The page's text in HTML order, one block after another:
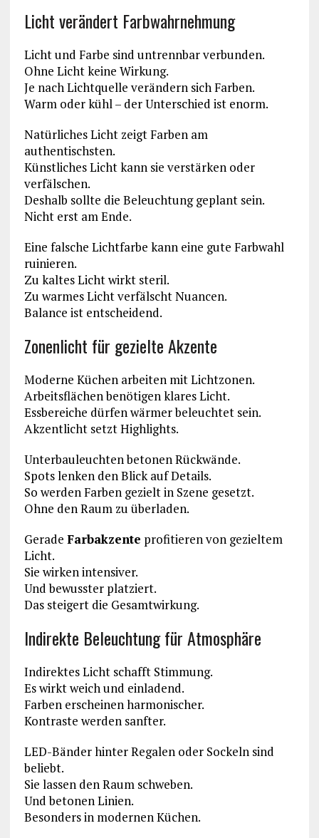
Licht verändert Farbwahrnehmung
Licht und Farbe sind untrennbar verbunden.
Ohne Licht keine Wirkung.
Je nach Lichtquelle verändern sich Farben.
Warm oder kühl – der Unterschied ist enorm.
Natürliches Licht zeigt Farben am
authentischsten.
Künstliches Licht kann sie verstärken oder
verfälschen.
Deshalb sollte die Beleuchtung geplant sein.
Nicht erst am Ende.
Eine falsche Lichtfarbe kann eine gute Farbwahl
ruinieren.
Zu kaltes Licht wirkt steril.
Zu warmes Licht verfälscht Nuancen.
Balance ist entscheidend.
Zonenlicht für gezielte Akzente
Moderne Küchen arbeiten mit Lichtzonen.
Arbeitsflächen benötigen klares Licht.
Essbereiche dürfen wärmer beleuchtet sein.
Akzentlicht setzt Highlights.
Unterbauleuchten betonen Rückwände.
Spots lenken den Blick auf Details.
So werden Farben gezielt in Szene gesetzt.
Ohne den Raum zu überladen.
Gerade Farbakzente profitieren von gezieltem
Licht.
Sie wirken intensiver.
Und bewusster platziert.
Das steigert die Gesamtwirkung.
Indirekte Beleuchtung für Atmosphäre
Indirektes Licht schafft Stimmung.
Es wirkt weich und einladend.
Farben erscheinen harmonischer.
Kontraste werden sanfter.
LED-Bänder hinter Regalen oder Sockeln sind
beliebt.
Sie lassen den Raum schweben.
Und betonen Linien.
Besonders in modernen Küchen.